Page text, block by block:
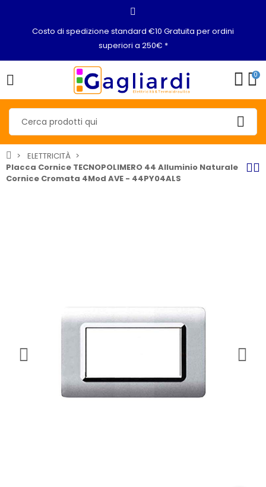
Costo di spedizione standard €10 Gratuita per ordini
superiori a 250€ *
0
ELETTRICITÀ
Placca Cornice TECNOPOLIMERO 44 Alluminio Naturale
Cornice Cromata 4Mod AVE - 44PY04ALS